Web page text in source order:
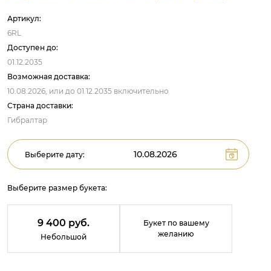
Артикул:
6RL
Доступен до:
01.12.2035
Возможная доставка:
10.08.2026, или до 01.12.2035 включительно
Страна доставки:
Гибралтар
Выберите дату:
Выберите размер букета:
9 400 руб.
Небольшой
Букет по вашему
желанию